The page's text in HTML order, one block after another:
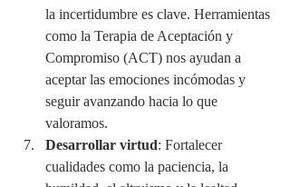
la incertidumbre es clave. Herramientas
como la Terapia de Aceptación y
Compromiso (ACT) nos ayudan a
aceptar las emociones incómodas y
seguir avanzando hacia lo que
valoramos.
Desarrollar virtud: Fortalecer
cualidades como la paciencia, la